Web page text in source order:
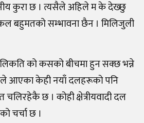
कुरा छ । त्यसैले अहिले म के देख्छु
बहुमतको सम्भावना छैन । मिलिजुली
को कसको बीचमा हुन सक्छ भन्ने
आएका केही नयाँ दलहरूको पनि
चलिरहेकै छ । कोही क्षेत्रीयवादी दल
चर्चा छ ।